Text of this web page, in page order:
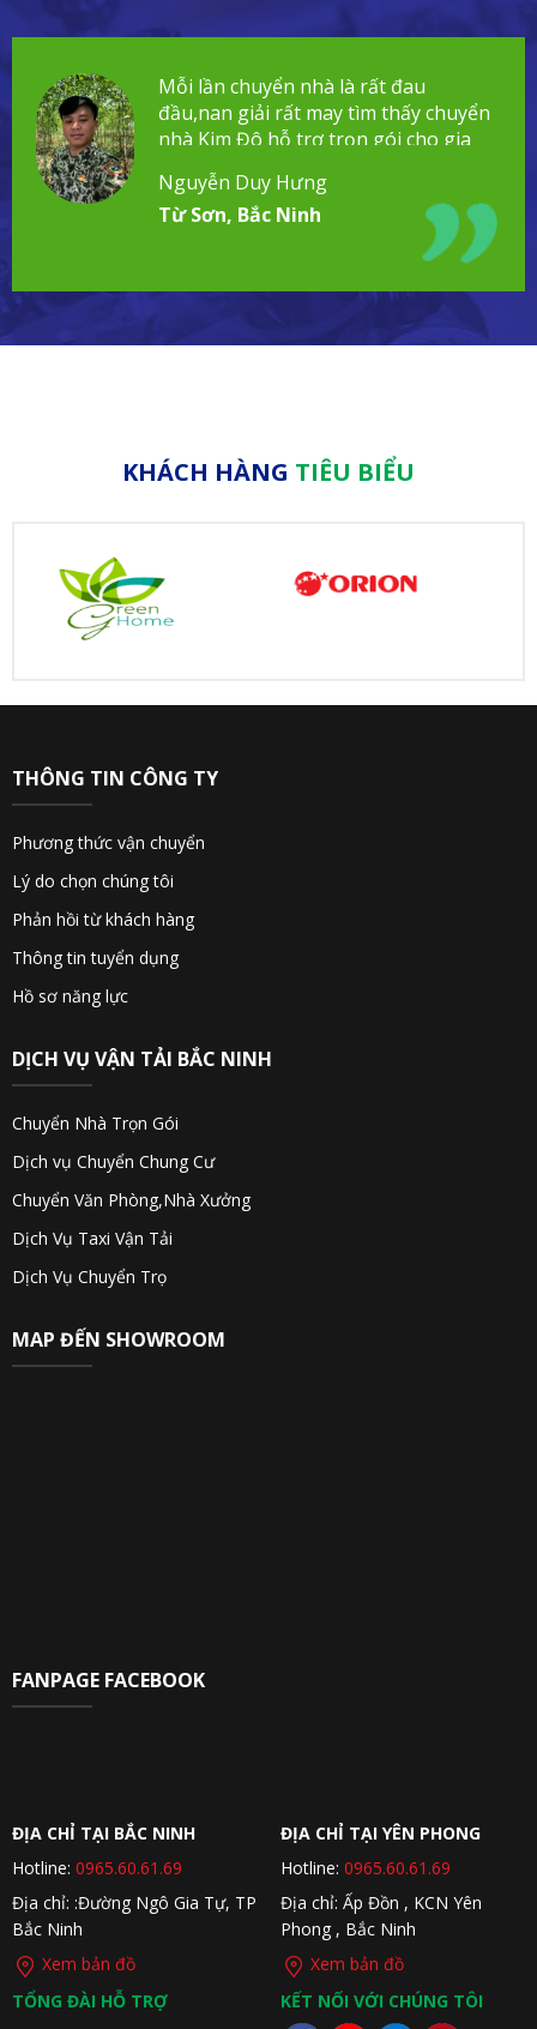
Mỗi lần chuyển nhà là rất đau
đầu,nan giải rất may tìm thấy chuyển
nhà Kim Đô hỗ trợ trọn gói cho gia
Nguyễn Duy Hưng
Từ Sơn, Bắc Ninh
KHÁCH HÀNG TIÊU BIỂU
THÔNG TIN CÔNG TY
Phương thức vận chuyển
Lý do chọn chúng tôi
Phản hồi từ khách hàng
Thông tin tuyển dụng
Hồ sơ năng lực
DỊCH VỤ VẬN TẢI BẮC NINH
Chuyển Nhà Trọn Gói
Dịch vụ Chuyển Chung Cư
Chuyển Văn Phòng,Nhà Xưởng
Dịch Vụ Taxi Vận Tải
Dịch Vụ Chuyển Trọ
MAP ĐẾN SHOWROOM
FANPAGE FACEBOOK
ĐỊA CHỈ TẠI BẮC NINH
Hotline: 0965.60.61.69
Địa chỉ: :Đường Ngô Gia Tự, TP
Bắc Ninh
Xem bản đồ
ĐỊA CHỈ TẠI YÊN PHONG
Hotline: 0965.60.61.69
Địa chỉ: Ấp Đồn , KCN Yên
Phong , Bắc Ninh
Xem bản đồ
TỔNG ĐÀI HỖ TRỢ
KẾT NỐI VỚI CHÚNG TÔI